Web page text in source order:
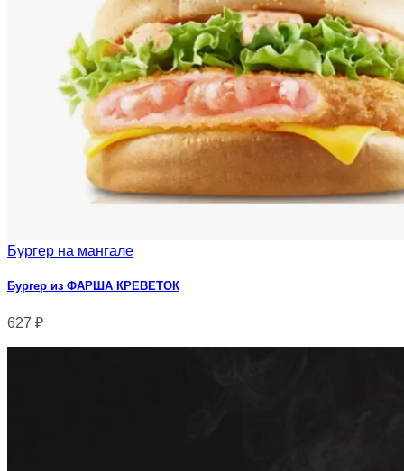
Бургер на мангале
Бургер из ФАРША КРЕВЕТОК
627 ₽